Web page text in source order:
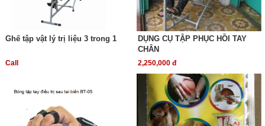
Ghế tập vật lý trị liệu 3 trong 1
Call
DỤNG CỤ TẬP PHỤC HỒI TAY
CHÂN
2,250,000 đ